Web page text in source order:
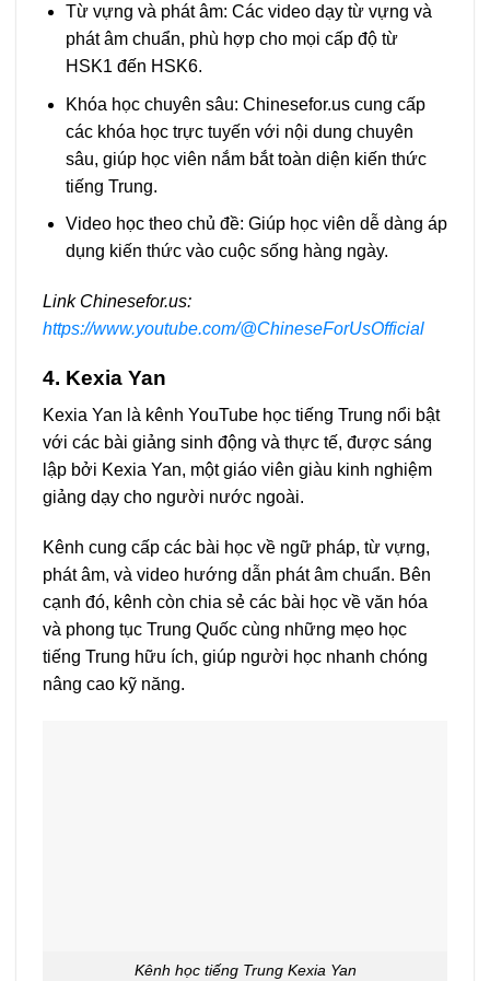
Từ vựng và phát âm: Các video dạy từ vựng và
phát âm chuẩn, phù hợp cho mọi cấp độ từ
HSK1 đến HSK6.
Khóa học chuyên sâu: Chinesefor.us cung cấp
các khóa học trực tuyến với nội dung chuyên
sâu, giúp học viên nắm bắt toàn diện kiến thức
tiếng Trung.
Video học theo chủ đề: Giúp học viên dễ dàng áp
dụng kiến thức vào cuộc sống hàng ngày.
Link Chinesefor.us:
https://www.youtube.com/@ChineseForUsOfficial
4. Kexia Yan
Kexia Yan là kênh YouTube học tiếng Trung nổi bật
với các bài giảng sinh động và thực tế, được sáng
lập bởi Kexia Yan, một giáo viên giàu kinh nghiệm
giảng dạy cho người nước ngoài.
Kênh cung cấp các bài học về ngữ pháp, từ vựng,
phát âm, và video hướng dẫn phát âm chuẩn. Bên
cạnh đó, kênh còn chia sẻ các bài học về văn hóa
và phong tục Trung Quốc cùng những mẹo học
tiếng Trung hữu ích, giúp người học nhanh chóng
nâng cao kỹ năng.
Kênh học tiếng Trung Kexia Yan